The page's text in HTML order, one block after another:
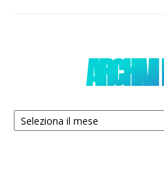
Archivi
notizie